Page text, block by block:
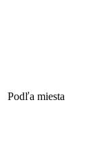
Podľa miesta